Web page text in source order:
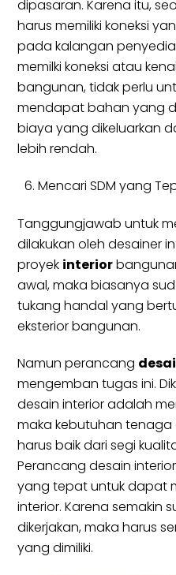
dipasaran. Karena itu,
harus memiliki koneksi
pada kalangan
memilki koneksi atau
bangunan, tidak perlu
mendapat bahan yang
biaya yang dikeluarkan
lebih rendah.
Mencari SDM yang
Tanggungjawab untuk
dilakukan oleh desainer
proyek interior
awal, maka biasanya
tukang handal yang
eksterior bangunan.
Namun perancang
mengemban tugas ini.
desain interior adalah
maka kebutuhan tenaga
harus baik dari segi
Perancang desain
yang tepat untuk dapat
interior. Karena semakin
dikerjakan, maka harus
yang dimiliki.